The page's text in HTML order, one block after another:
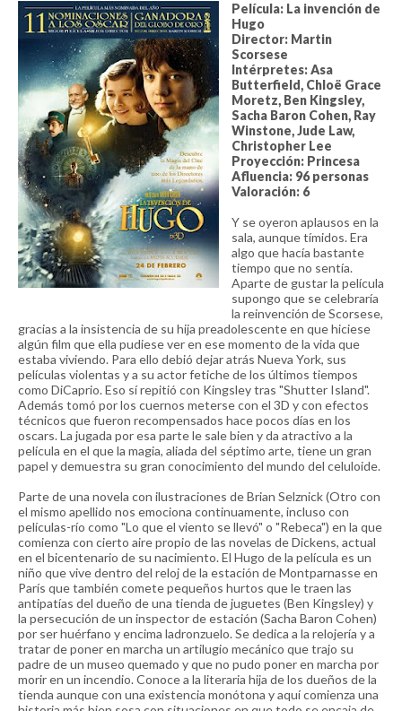
Película: La invención de
Hugo
Director: Martin
Scorsese
Intérpretes: Asa
Butterfield, Chloë Grace
Moretz, Ben Kingsley,
Sacha Baron Cohen, Ray
Winstone, Jude Law,
Christopher Lee
Proyección: Princesa
Afluencia: 96 personas
Valoración: 6
Y se oyeron aplausos en la
sala, aunque tímidos. Era
algo que hacía bastante
tiempo que no sentía.
Aparte de gustar la película
supongo que se celebraría
la reinvención de Scorsese,
gracias a la insistencia de su hija preadolescente en que hiciese
algún film que ella pudiese ver en ese momento de la vida que
estaba viviendo. Para ello debió dejar atrás Nueva York, sus
películas violentas y a su actor fetiche de los últimos tiempos
como DiCaprio. Eso sí repitió con Kingsley tras "Shutter Island".
Además tomó por los cuernos meterse con el 3D y con efectos
técnicos que fueron recompensados hace pocos días en los
oscars. La jugada por esa parte le sale bien y da atractivo a la
película en el que la magia, aliada del séptimo arte, tiene un gran
papel y demuestra su gran conocimiento del mundo del celuloide.
Parte de una novela con ilustraciones de Brian Selznick (Otro con
el mismo apellido nos emociona continuamente, incluso con
películas-río como "Lo que el viento se llevó" o "Rebeca") en la que
comienza con cierto aire propio de las novelas de Dickens, actual
en el bicentenario de su nacimiento. El Hugo de la película es un
niño que vive dentro del reloj de la estación de Montparnasse en
París que también comete pequeños hurtos que le traen las
antipatías del dueño de una tienda de juguetes (Ben Kingsley) y
la persecución de un inspector de estación (Sacha Baron Cohen)
por ser huérfano y encima ladronzuelo. Se dedica a la relojería y a
tratar de poner en marcha un artilugio mecánico que trajo su
padre de un museo quemado y que no pudo poner en marcha por
morir en un incendio. Conoce a la literaria hija de los dueños de la
tienda aunque con una existencia monótona y aquí comienza una